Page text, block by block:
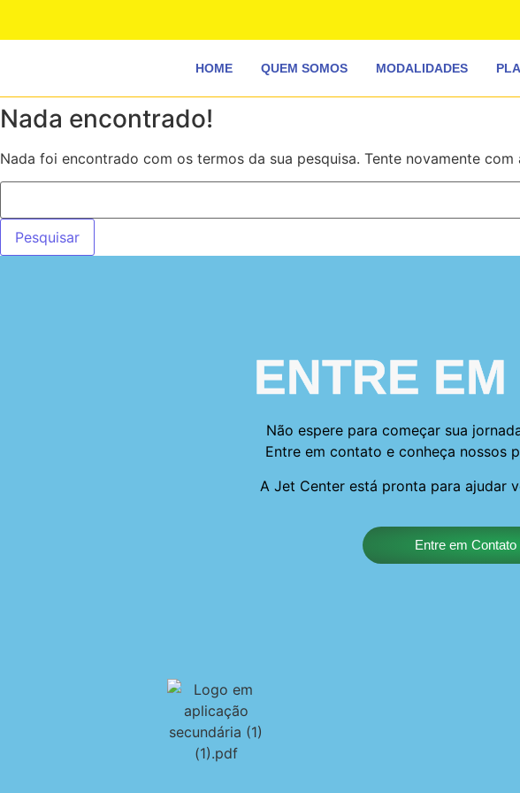
HOME QUEM SOMOS MODALIDADES
Nada encontrado!
Nada foi encontrado com os termos da sua pesquisa. Tente novamente
ENTRE
Não espere para começar sua
Entre em contato e conheça nossos
A Jet Center está pronta para ajudar
Entre em